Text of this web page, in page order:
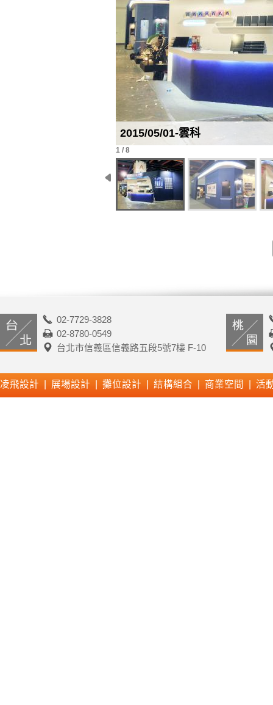
2015/05/01-雲科
1 / 8
02-7729-3828
02-8780-0549
台北市信義區信義路五段5號7樓 F-10
凌飛設計 | 展場設計 | 攤位設計 | 結構組合 | 商業空間 | 活